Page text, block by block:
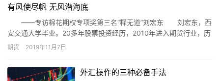
有风使尽帆 无风潜海底
――专访棉花期权专项奖第三名“释无道”刘宏东 刘宏东，西
安交通大学毕业。20多年股票投资经历，2010年进入期货行业，历
经5年市场沉浮，大起大落，2016下半年成功抓住机会，在焦炭大
主，交易风格激进大胆，深度认同期货业是一个风险可控但收益却
可以做到无穷大的优质行业。
期货 2019年11月7日
外汇操作的三种必备手法